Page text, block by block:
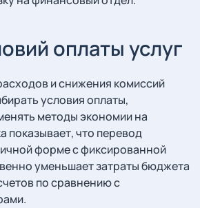
оплаты услуг
и снижения комиссий
условия оплаты,
методы экономии на
показывает, что перевод
форме с фиксированной
уменьшает затраты бюджета
по сравнению с